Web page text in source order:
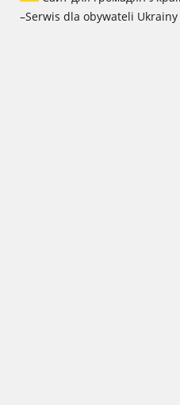
–Serwis dla obywateli Ukrainy